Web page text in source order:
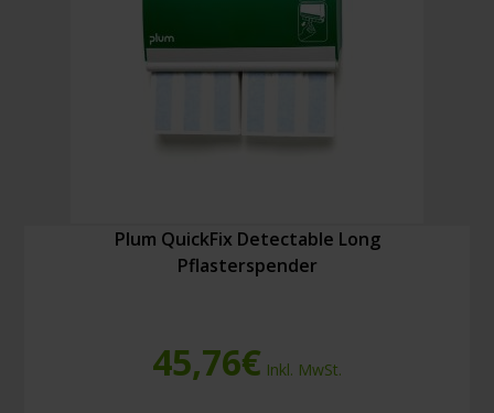
Plum QuickFix Detectable Long
Pflasterspender
45,76€ Inkl. MwSt.